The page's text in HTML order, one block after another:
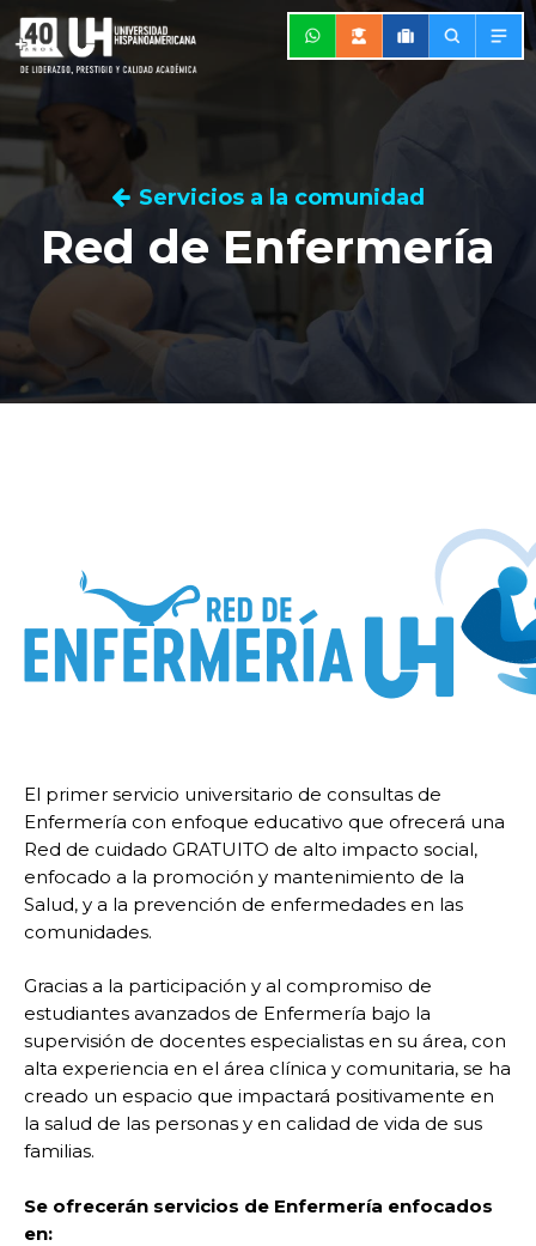
Servicios a la comunidad
Red de Enfermería
El primer servicio universitario de consultas de
Enfermería con enfoque educativo que ofrecerá una
Red de cuidado GRATUITO de alto impacto social,
enfocado a la promoción y mantenimiento de la
Salud, y a la prevención de enfermedades en las
comunidades.
Gracias a la participación y al compromiso de
estudiantes avanzados de Enfermería bajo la
supervisión de docentes especialistas en su área, con
alta experiencia en el área clínica y comunitaria, se ha
creado un espacio que impactará positivamente en
la salud de las personas y en calidad de vida de sus
familias.
Se ofrecerán servicios de Enfermería enfocados
en: